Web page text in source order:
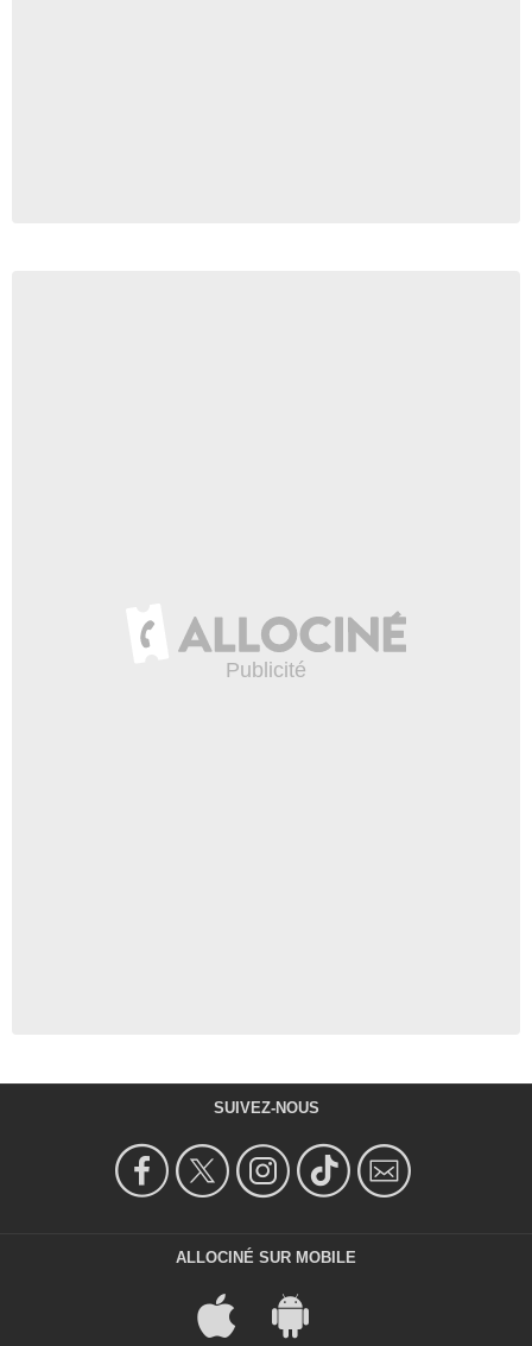
SUIVEZ-NOUS
ALLOCINÉ SUR MOBILE